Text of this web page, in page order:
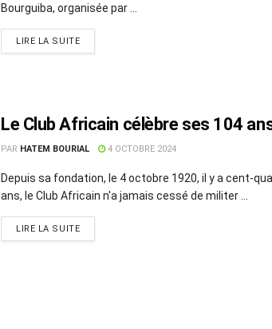
Bourguiba, organisée par ...
LIRE LA SUITE
Le Club Africain célèbre ses 104
PAR HATEM BOURIAL 4 OCTOBRE 2024
Depuis sa fondation, le 4 octobre 1920, il y a cent-
ans, le Club Africain n'a jamais cessé de militer ...
LIRE LA SUITE